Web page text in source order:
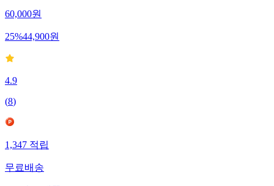
60,000원
25%44,900원
4.9
(8)
1,347적립
무료배송